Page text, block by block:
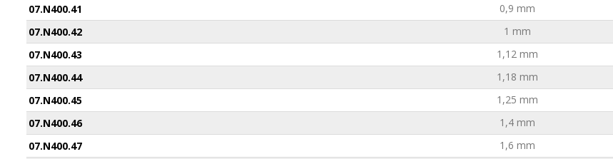
07.N400.41
0,9 mm
07.N400.42
1 mm
07.N400.43
1,12 mm
07.N400.44
1,18 mm
07.N400.45
1,25 mm
07.N400.46
1,4 mm
07.N400.47
1,6 mm